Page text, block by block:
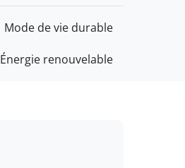
Mode de vie durable
Énergie renouvelable